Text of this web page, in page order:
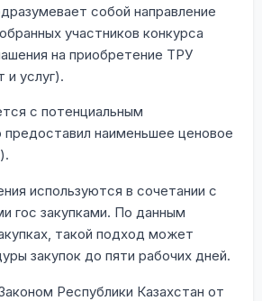
собой направление
участников конкурса
на приобретение ТРУ
и услуг).
с потенциальным
наименьшее ценовое
используются в сочетании с
гос закупками. По данным
такой подход может
закупок до пяти рабочих дней.
Республики Казахстан от